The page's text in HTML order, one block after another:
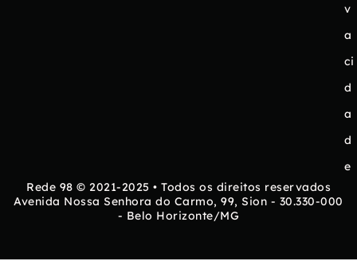
v
a
ci
d
a
d
e
Rede 98 © 2021-2025 • Todos os direitos reservados
Avenida Nossa Senhora do Carmo, 99, Sion - 30.330-000
- Belo Horizonte/MG